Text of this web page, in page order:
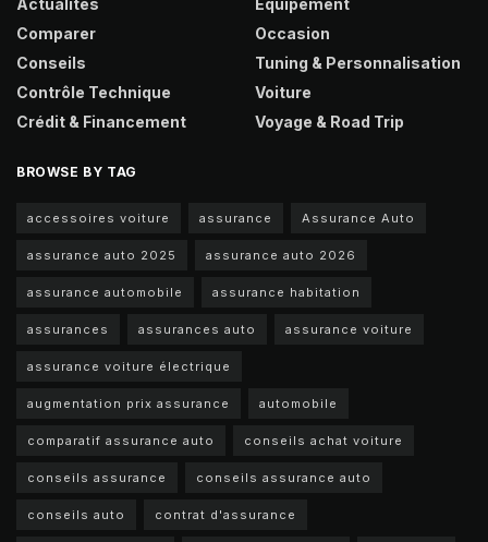
Comparer
Conseils
Contrôle Technique
Crédit & Financement
Occasion
Tuning & Personnalisation
Voiture
Voyage & Road Trip
BROWSE BY TAG
accessoires voiture assurance Assurance Auto
assurance auto 2025 assurance auto 2026
assurance automobile assurance habitation
assurances assurances auto assurance voiture
assurance voiture électrique
augmentation prix assurance automobile
comparatif assurance auto conseils achat voiture
conseils assurance conseils assurance auto
conseils auto contrat d'assurance